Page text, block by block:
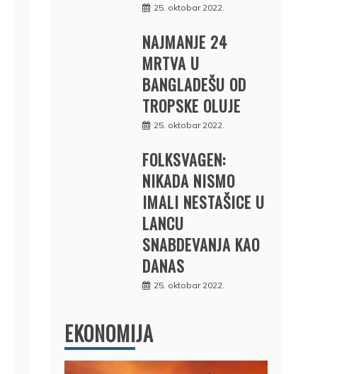
25. oktobar 2022.
NAJMANJE 24
MRTVA U
BANGLADEŠU OD
TROPSKE OLUJE
25. oktobar 2022.
FOLKSVAGEN:
NIKADA NISMO
IMALI NESTAŠICE U
LANCU
SNABDEVANJA KAO
DANAS
25. oktobar 2022.
EKONOMIJA